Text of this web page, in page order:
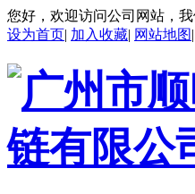
您好，欢迎访问公司网站，我
设为首页| 加入收藏| 网站地图|